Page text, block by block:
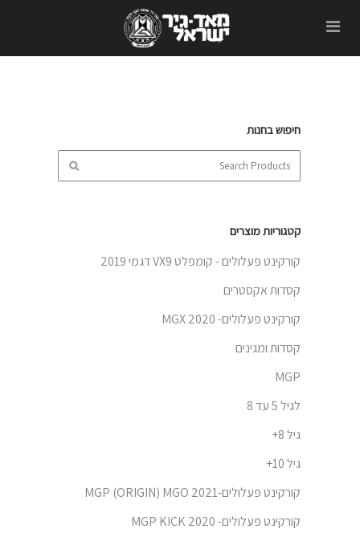
חיפוש בחנות
קטגוריות מוצרים
קורקינט פעלולים - קומפלט VX9 דגמי 2019
קסדות אקסטרים
קורקינט פעלולים- 2020 MGX
קסדות ומגינים
MGP
לגיל 5 עד 8
גיל 8+
גיל 10+
קורקינט פעלולים-MGP (ORIGIN) MGO 2021
קורקינט פעלולים- MGP KICK 2020